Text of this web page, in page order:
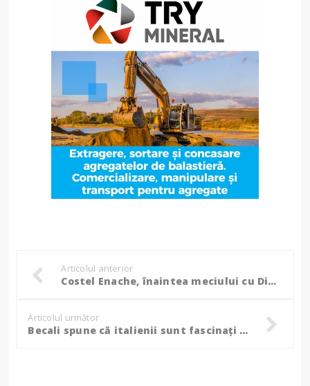
Articolul anterior
Costel Enache, înaintea meciului cu Dinamo: "Avem ceva de demonstrat, avem răni, avem orgolii"
Articolul următor
Becali spune că italienii sunt fascinați de Olimpiu Moruțan: "Un interviu special cu cea mai mare perlă a Europei"